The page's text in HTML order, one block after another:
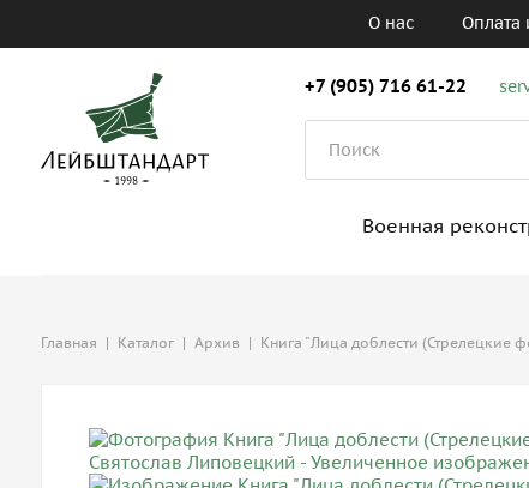
О нас Оплата
+7 (905) 716 61-22
Военная
Главная | Каталог | Архив | Книга "Лица доблести (Стрелецкие